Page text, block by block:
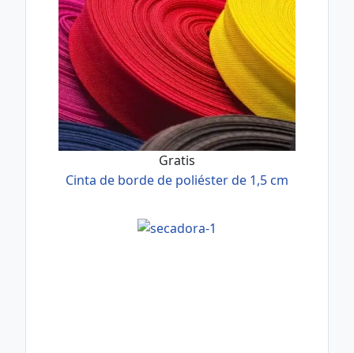
Gratis
Cinta de borde de poliéster de 1,5 cm